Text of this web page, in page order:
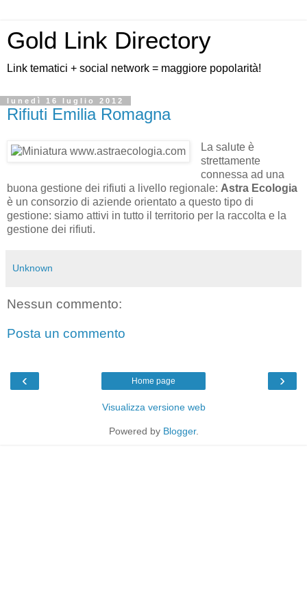
Gold Link Directory
Link tematici + social network = maggiore popolarità!
lunedì 16 luglio 2012
Rifiuti Emilia Romagna
La salute è
strettamente
connessa ad una
buona gestione dei rifiuti a livello regionale: Astra Ecologia
è un consorzio di aziende orientato a questo tipo di
gestione: siamo attivi in tutto il territorio per la raccolta e la
gestione dei rifiuti.
Unknown
Nessun commento:
Posta un commento
‹ ›
Home page
Visualizza versione web
Powered by Blogger.